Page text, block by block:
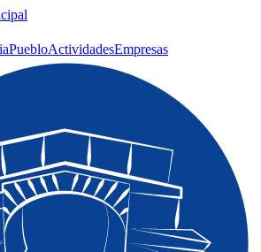
PuebloActividadesEmpresas